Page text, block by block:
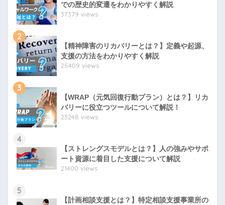
での歴史的変遷をわかりやすく解説
37379 views
2
【精神障害のリカバリーとは？】定義や起源、
支援の方法をわかりやすく解説
25409 views
3
【WRAP（元気回復行動プラン）とは？】リカ
バリーに役立つツールについて解説！
23248 views
4
【ストレングスモデルとは？】人の強みやサポ
ート資源に着目した支援について解説
21400 views
5
【計画相談支援とは？】特定相談支援事業所の